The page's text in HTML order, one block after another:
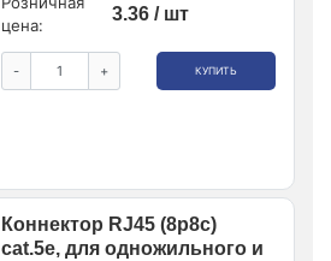
цена:
3.36 / шт
- + КУПИТЬ
Коннектор RJ45 (8p8c)
cat.5е, для одножильного и